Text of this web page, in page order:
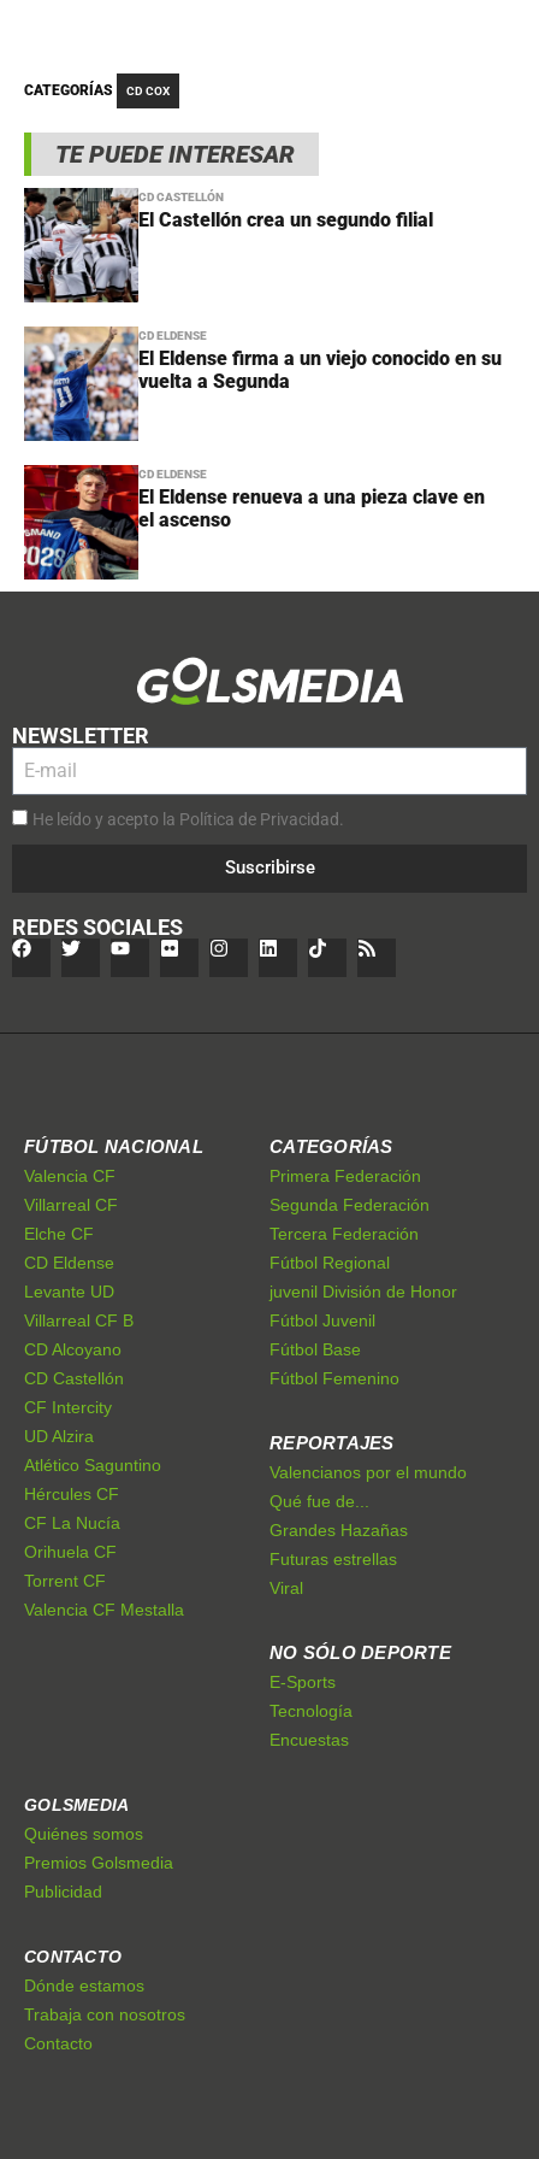
TE PUEDE INTERESAR
CD CASTELLÓN
El Castellón crea un segundo filial
CD ELDENSE
El Eldense firma a un viejo conocido en su
vuelta a Segunda
CD ELDENSE
El Eldense renueva a una pieza clave en
el ascenso
CATEGORÍAS CD COX
NEWSLETTER
He leído y acepto la Política de Privacidad.
Suscribirse
REDES SOCIALES
FÚTBOL NACIONAL
Valencia CF
Villarreal CF
Elche CF
CD Eldense
Levante UD
Villarreal CF B
CD Alcoyano
CD Castellón
CF Intercity
UD Alzira
Atlético Saguntino
Hércules CF
CF La Nucía
Orihuela CF
Torrent CF
Valencia CF Mestalla
CATEGORÍAS
Primera Federación
Segunda Federación
Tercera Federación
Fútbol Regional
juvenil División de Honor
Fútbol Juvenil
Fútbol Base
Fútbol Femenino
REPORTAJES
Valencianos por el mundo
Qué fue de...
Grandes Hazañas
Futuras estrellas
Viral
NO SÓLO DEPORTE
E-Sports
Tecnología
Encuestas
GOLSMEDIA
Quiénes somos
Premios Golsmedia
Publicidad
CONTACTO
Dónde estamos
Trabaja con nosotros
Contacto